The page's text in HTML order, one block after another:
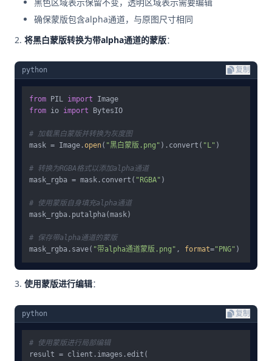
确保蒙版包含alpha通道，与原图尺寸相同
将黑白蒙版转换为带alpha通道的蒙版：
python 复制
from PIL import
from io import BytesIO
# 加载黑白蒙版并转换为灰度图
mask = Image.open( "黑白蒙版.png" ).convert( "L" )
# 转换为RGBA格式以添加alpha通道
mask_rgba = mask.convert( "RGBA" )
# 使用蒙版自身填充alpha通道
mask_rgba.putalpha(mask)
# 保存带alpha通道的蒙版
mask_rgba.save( "带alpha通道蒙版.png" , format="PNG"
使用蒙版进行编辑：
python 复制
# 使用蒙版进行局部编辑
result = client.images.edit(